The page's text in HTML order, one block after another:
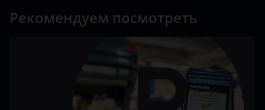
Рекомендуем посмотреть